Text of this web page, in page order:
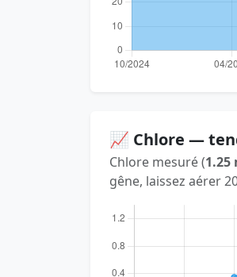
📈 Chlore —
Chlore mesuré (1.25
gêne, laissez aérer